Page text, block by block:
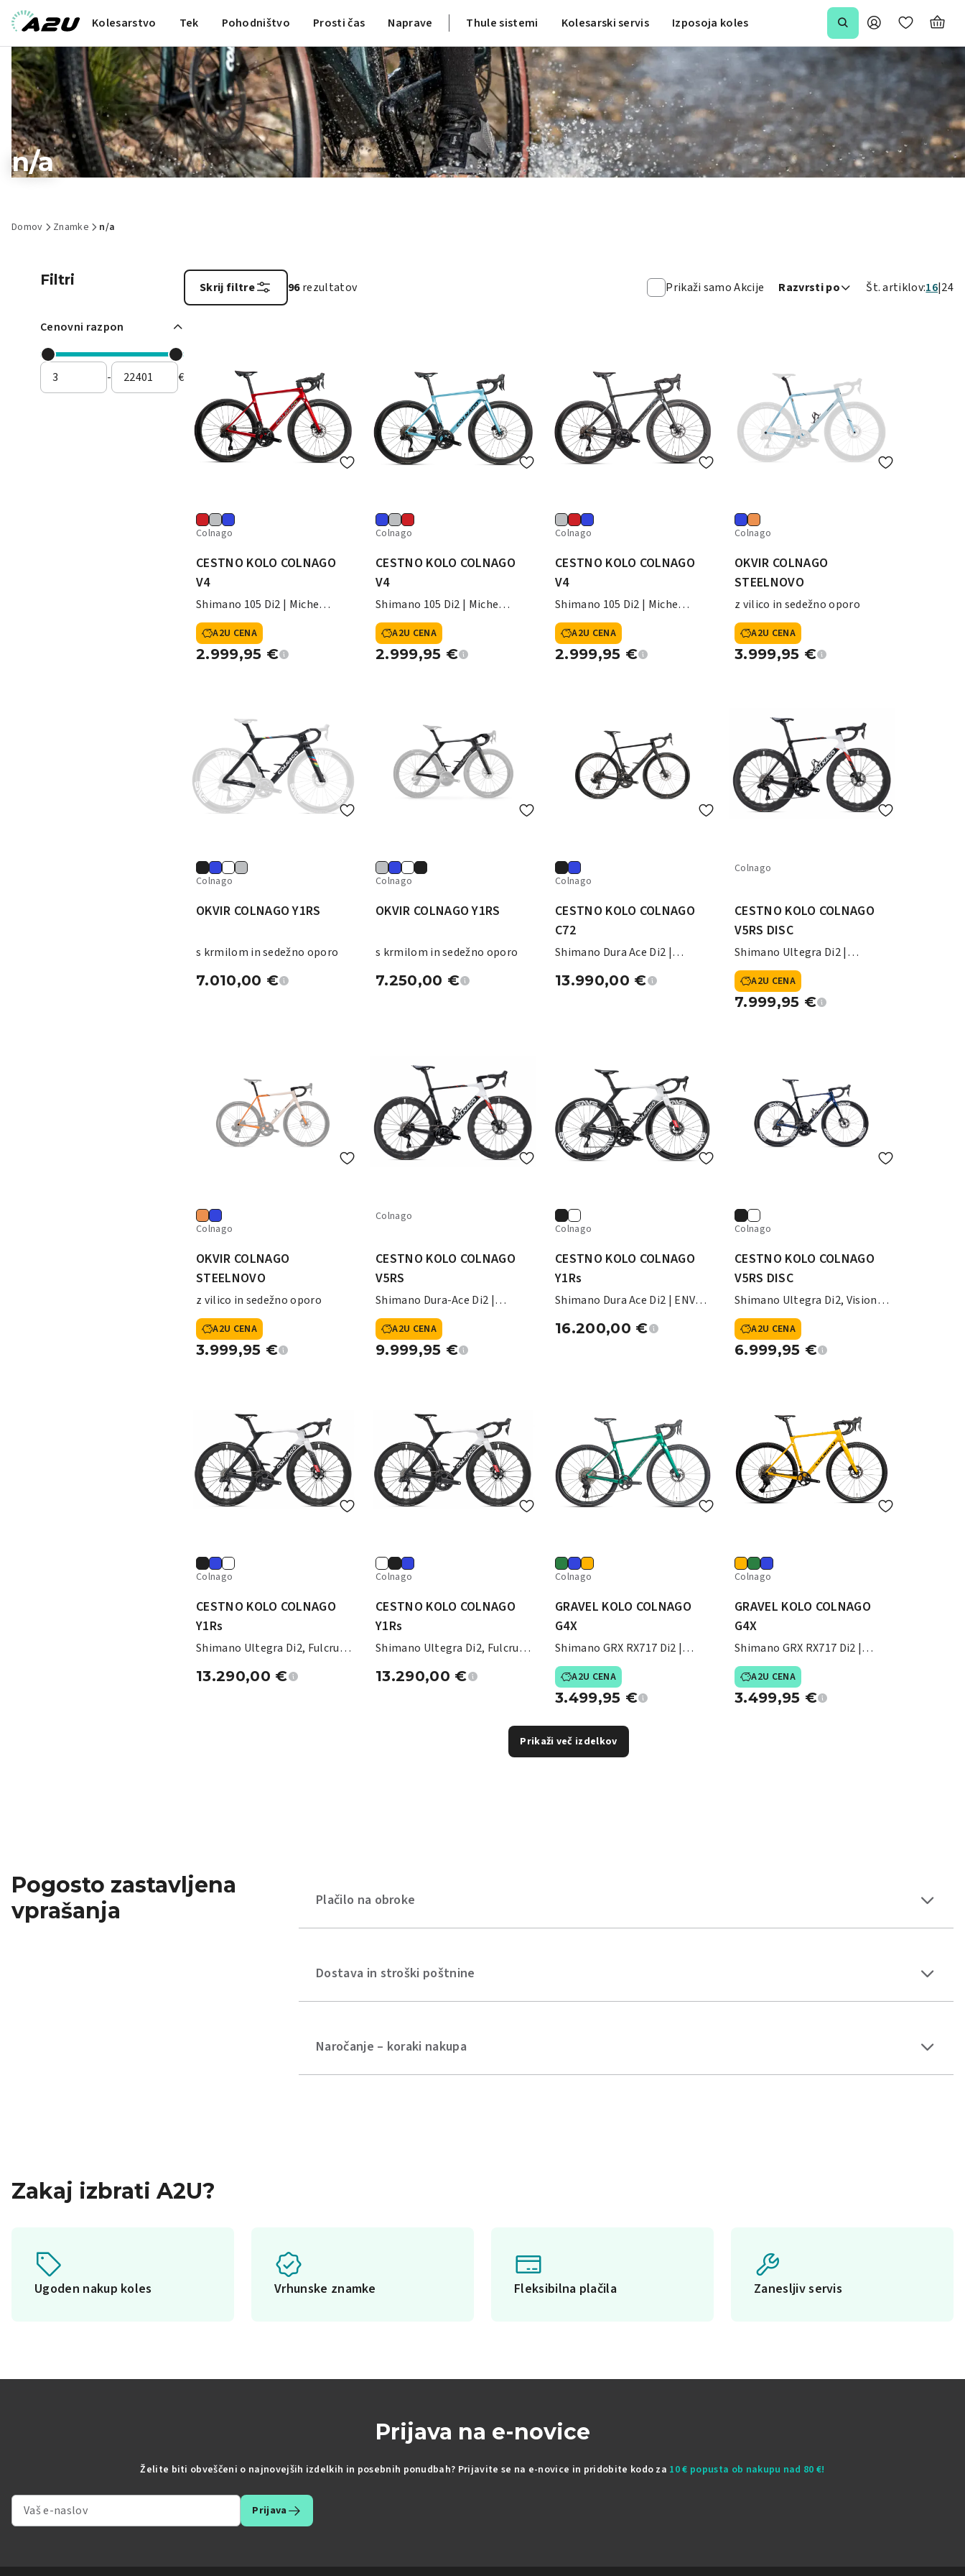
Kolesarstvo Tek Pohodništvo Prosti čas Naprave Thule sistemi Kolesarski servis Izposoja koles
n/a
Domov Znamke n/a
Filtri
Cenovni razpon
- €
Skrij filtre 96rezultatov Prikaži samo Akcije Razvrsti po Št. artiklov:16 24
Colnago
CESTNO KOLO COLNAGO
V4
Shimano 105 Di2 | Miche
SWR50
A2U CENA
2.999,95 €
Colnago
CESTNO KOLO COLNAGO
V4
Shimano 105 Di2 | Miche
SWR50
A2U CENA
2.999,95 €
Colnago
CESTNO KOLO COLNAGO
V4
Shimano 105 Di2 | Miche
SWR50
A2U CENA
2.999,95 €
Colnago
OKVIR COLNAGO
STEELNOVO
z vilico in sedežno oporo
A2U CENA
3.999,95 €
Colnago
OKVIR COLNAGO Y1RS
s krmilom in sedežno oporo
7.010,00 €
Colnago
OKVIR COLNAGO Y1RS
s krmilom in sedežno oporo
7.250,00 €
Colnago
CESTNO KOLO COLNAGO
C72
Shimano Dura Ace Di2 |
13.990,00 €
Colnago
CESTNO KOLO COLNAGO
V5RS DISC
Shimano Ultegra Di2 |
Fulcrum Sharq 57
A2U CENA
7.999,95 €
Colnago
OKVIR COLNAGO
STEELNOVO
z vilico in sedežno oporo
A2U CENA
3.999,95 €
Colnago
CESTNO KOLO COLNAGO
V5RS
Shimano Dura-Ace Di2 |
Fulcrum Sharq 57
A2U CENA
9.999,95 €
Colnago
CESTNO KOLO COLNAGO
Y1Rs
Shimano Dura Ace Di2 | ENVE
16.200,00 €
Colnago
CESTNO KOLO COLNAGO
V5RS DISC
Shimano Ultegra Di2, Vision
SC45
A2U CENA
6.999,95 €
Colnago
CESTNO KOLO COLNAGO
Y1Rs
Shimano Ultegra Di2, Fulcrum
13.290,00 €
Colnago
CESTNO KOLO COLNAGO
Y1Rs
Shimano Ultegra Di2, Fulcrum
13.290,00 €
Colnago
GRAVEL KOLO COLNAGO
G4X
Shimano GRX RX717 Di2 |
Fulcrum Lite
A2U CENA
3.499,95 €
Colnago
GRAVEL KOLO COLNAGO
G4X
Shimano GRX RX717 Di2 |
Fulcrum Lite
A2U CENA
3.499,95 €
Prikaži več izdelkov
Pogosto zastavljena
vprašanja
Plačilo na obroke
Dostava in stroški poštnine
Naročanje – koraki nakupa
Zakaj izbrati A2U?
Ugoden nakup koles Vrhunske znamke Fleksibilna plačila Zanesljiv servis
Prijava na e-novice
Želite biti obveščeni o najnovejših izdelkih in posebnih ponudbah? Prijavite se na e-novice in pridobite kodo za 10 € popusta ob nakupu nad 80 €!
Prijava